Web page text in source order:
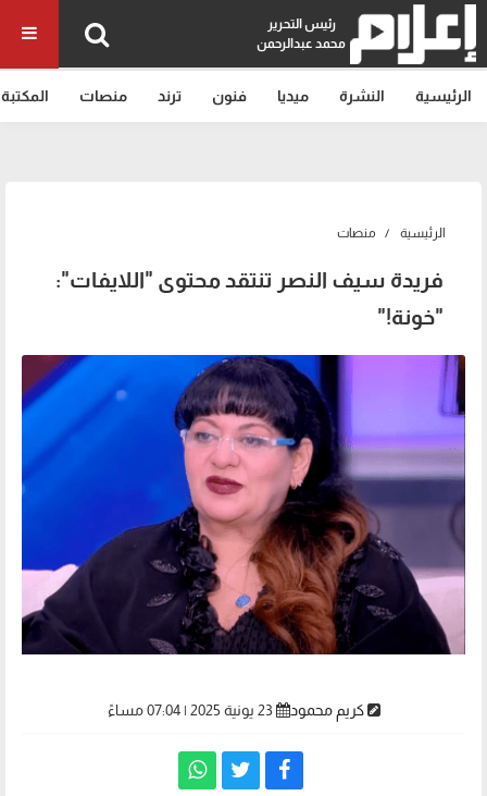
رئيس التحرير
محمد عبدالرحمن
الرئيسية النشرة ميديا فنون ترند منصات المكتبة
الرئيسية منصات
فريدة سيف النصر تنتقد محتوى "اللايفات":
"خونة!"
كريم محمود 23 يونية 2025 | 07:04 مساءً